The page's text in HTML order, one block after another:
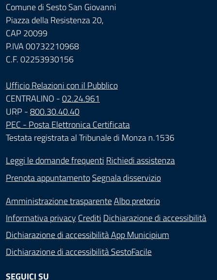
Comune di Sesto San Giovanni
Piazza della Resistenza 20,
CAP 20099
P.IVA 00732210968
C.F. 02253930156
Ufficio Relazioni con il Pubblico
CENTRALINO -02.24.961
URP -800.30.40.40
PEC - Posta Elettronica Certificata
Testata registrata al Tribunale di Monza n.1536
Leggi le domande frequenti Richiedi assistenza
Prenota appuntamentoSegnala disservizio
Amministrazione trasparenteAlbo pretorio
Informativa privacy Crediti Dichiarazione di accessibilità
Dichiarazione di accessibilità App Municipium
Dichiarazione di accessibilità SestoFacile
SEGUICI SU